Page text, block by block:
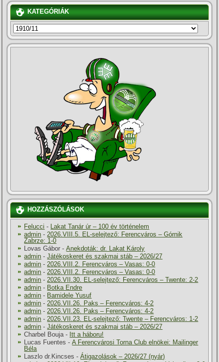
KATEGÓRIÁK
KATEGÓRIÁK
HOZZÁSZÓLÁSOK
Felucci - Lakat Tanár úr – 100 év történelem
admin -2026.VIII.5. EL-selejtező: Ferencváros – Górnik
Zabrze: 1-0
Lovas Gábor -Anekdoták: dr. Lakat Károly
admin -Játékoskeret és szakmai stáb – 2026/27
admin -2026.VIII.2. Ferencváros – Vasas: 0-0
admin -2026.VIII.2. Ferencváros – Vasas: 0-0
admin -2026.VII.30. EL-selejtező: Ferencváros – Twente: 2-2
admin - Botka Endre
admin - Bamidele Yusuf
admin -2026.VII.26. Paks – Ferencváros: 4-2
admin -2026.VII.26. Paks – Ferencváros: 4-2
admin -2026.VII.23. EL-selejtező: Twente – Ferencváros: 1-2
admin -Játékoskeret és szakmai stáb – 2026/27
Charbel Bouja- Itt a háboru!
Lucas Fuentes -A Ferencvárosi Torna Club elnökei: Mailinger
Béla
Laszlo dr.Kincses -Átigazolások – 2026/27 (nyár)